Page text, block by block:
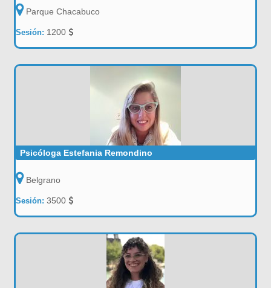
Parque Chacabuco
Sesión: 1200
Psicóloga Estefania Remondino
Belgrano
Sesión:3500